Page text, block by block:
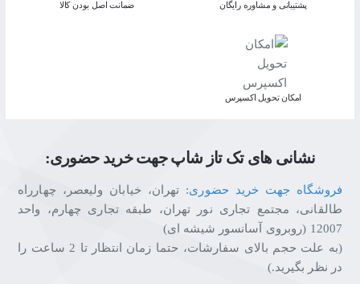
پشتیبانی و مشاوره رایگان ﺿﻤﺎﻧﺖ اﺻﻞ ﺑﻮدن ﮐﺎﻟﺎ
اﻣﮑﺎن ﺗﺤﻮﯾﻞ اﮐﺴﭙﺮس
نشانی های تک تاز شاپ جهت خرید حضوری:
فروشگاه جهت خرید حضوری: تهران، خیابان ولیعصر، چهارراه
طالقانی، مجتمع تجاری نور تهران، طبقه تجاری چهارم، واحد
12007 (روبروی آسانسور شیشه ای)
(به علت حجم بالای سفارشات، حتما زمان انتظار تا 2 ساعت را
در نظر بگیرید.)